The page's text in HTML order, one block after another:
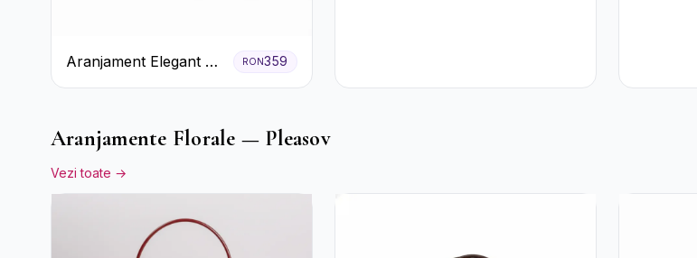
Aranjament Elegant cu
Prosecco și Flori
RON359
Aranjamente Florale — Pleasov
Vezi toate →